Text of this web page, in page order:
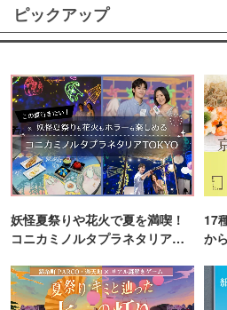
ピックアップ
妖怪夏祭りや花火で夏を満喫！
コニカミノルタプラネタリア
17
か